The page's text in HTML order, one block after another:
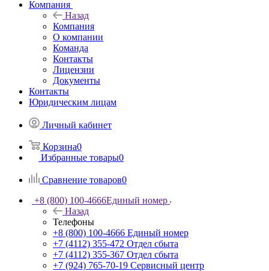
Компания
Назад
Компания
О компании
Команда
Контакты
Лицензии
Документы
Контакты
Юридическим лицам
Личный кабинет
Корзина0
Избранные товары0
Сравнение товаров0
+8 (800) 100-4666Единый номер
Назад
Телефоны
+8 (800) 100-4666 Единый номер
+7 (4112) 355-472 Отдел сбыта
+7 (4112) 355-367 Отдел сбыта
+7 (924) 765-70-19 Сервисный центр